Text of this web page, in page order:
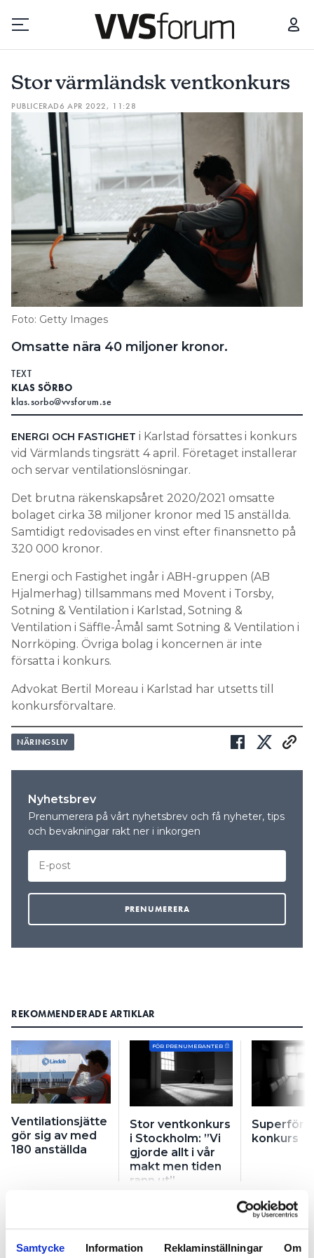
Samtycke Information Reklaminställningar Om
Prenumerera
Hantera prenumeration
Lediga jobb
Annonsera
Läs E-tidningen
Om tidningen
Kontakt
Information om GDPR
SEARCH
Stor värmländsk ventkonkurs
PUBLICERAD6 APR 2022, 11:28
Foto: Getty Images
Omsatte nära 40 miljoner kronor.
TEXT
KLAS SÖRBO
klas.sorbo@vvsforum.se
ENERGI OCH FASTIGHET i Karlstad försattes i konkurs
vid Värmlands tingsrätt 4 april. Företaget installerar
och servar ventilationslösningar.
Det brutna räkenskapsåret 2020/2021 omsatte
bolaget cirka 38 miljoner kronor med 15 anställda.
Samtidigt redovisades en vinst efter finansnetto på
320 000 kronor.
Energi och Fastighet ingår i ABH-gruppen (AB
Hjalmerhag) tillsammans med Movent i Torsby,
Sotning & Ventilation i Karlstad, Sotning &
Ventilation i Säffle-Åmål samt Sotning & Ventilation i
Norrköping. Övriga bolag i koncernen är inte
försatta i konkurs.
Advokat Bertil Moreau i Karlstad har utsetts till
konkursförvaltare.
NÄRINGSLIV
Nyhetsbrev
Prenumerera på vårt nyhetsbrev och få nyheter, tips
och bevakningar rakt ner i inkorgen
REKOMMENDERADE ARTIKLAR
Ventilationsjätte
gör sig av med
180 anställda
FÖR PRENUMERANTER
Stor ventkonkurs
i Stockholm: ”Vi
gjorde allt i vår
makt men tiden
rann ut”
konkurs
STOR VÄRMLÄNDSK VENTKONKURS VENTILATIONSJÄTTE